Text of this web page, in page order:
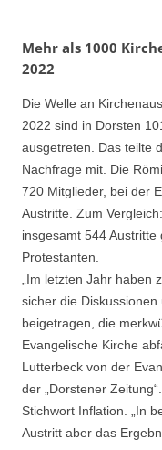
Mehr als 1000
2022
Die Welle an
2022 sind in Dorsten
ausgetreten. Das teilte
Nachfrage mit. Die
720 Mitglieder, bei der
Austritte. Zum
insgesamt 544
Protestanten.
„Im letzten Jahr haben
sicher die
beigetragen, die
Evangelische Kirche
Lutterbeck von der
der „Dorstener
Stichwort Inflation. „In
Austritt aber das